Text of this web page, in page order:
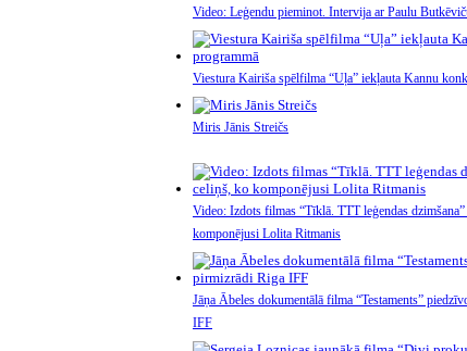
Video: Leģendu pieminot. Intervija ar Paulu
Viestura Kairiša spēlfilma “Uļa” iekļauta Kannu
Miris Jānis Streičs
Video: Izdots filmas “Tīklā. TTT leģendas
komponējusi Lolita Ritmanis
Jāņa Ābeles dokumentālā filma “Testaments”
IFF